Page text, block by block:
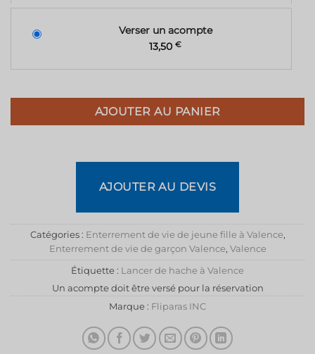
Verser un acompte
13,50 €
AJOUTER AU PANIER
AJOUTER AU DEVIS
Catégories : Enterrement de vie de jeune fille à Valence,
Enterrement de vie de garçon Valence, Valence
Étiquette : Lancer de hache à Valence
Un acompte doit être versé pour la réservation
Marque : Fliparas INC